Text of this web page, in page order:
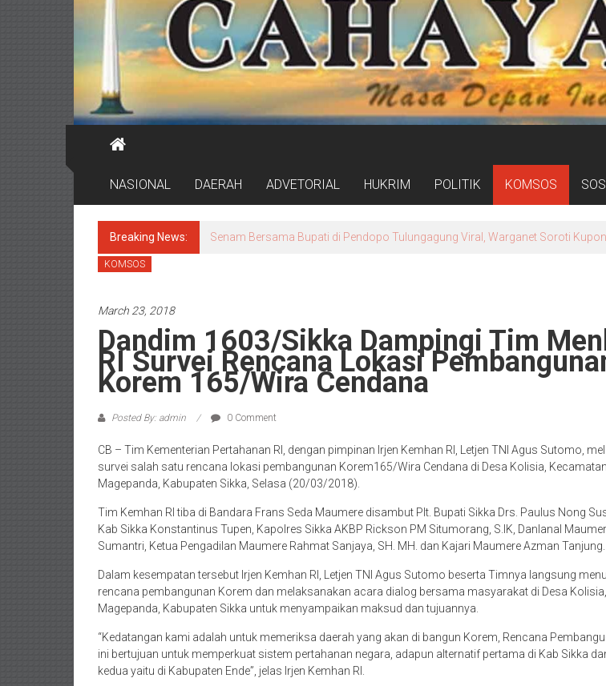
NASIONAL DAERAH ADVETORIAL HUKRIM POLITIK KOMSOS
Breaking News: Jaga Kebersihan 72 Pekan, Jumat Bersih Jadi Gerakan Kerja Nyata Wujudkan
KOMSOS
March 23, 2018
Dandim 1603/Sikka Dampingi Tim
RI Survei Rencana Lokasi
Korem 165/Wira Cendana
Posted By: admin 0 Comment
CB – Tim Kementerian Pertahanan RI, dengan pimpinan Irjen Kemhan RI, Letjen TNI Agus Sutomo,
survei salah satu rencana lokasi pembangunan Korem165/Wira Cendana di Desa Kolisia, Kecamatan
Magepanda, Kabupaten Sikka, Selasa (20/03/2018).
Tim Kemhan RI tiba di Bandara Frans Seda Maumere disambut Plt. Bupati Sikka Drs. Paulus Nong
Kab Sikka Konstantinus Tupen, Kapolres Sikka AKBP Rickson PM Situmorang, S.IK, Danlanal
Sumantri, Ketua Pengadilan Maumere Rahmat Sanjaya, SH. MH. dan Kajari Maumere Azman Tanjung.
Dalam kesempatan tersebut Irjen Kemhan RI, Letjen TNI Agus Sutomo beserta Timnya langsung
rencana pembangunan Korem dan melaksanakan acara dialog bersama masyarakat di Desa
Magepanda, Kabupaten Sikka untuk menyampaikan maksud dan tujuannya.
“Kedatangan kami adalah untuk memeriksa daerah yang akan di bangun Korem, Rencana
ini bertujuan untuk memperkuat sistem pertahanan negara, adapun alternatif pertama di Kab Sikka
kedua yaitu di Kabupaten Ende”, jelas Irjen Kemhan RI.